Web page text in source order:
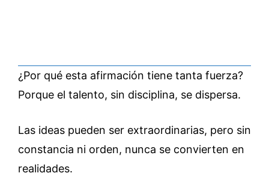
¿Por qué esta afirmación tiene tanta fuerza?
Porque el talento, sin disciplina, se dispersa.
Las ideas pueden ser extraordinarias, pero sin
constancia ni orden, nunca se convierten en
realidades.